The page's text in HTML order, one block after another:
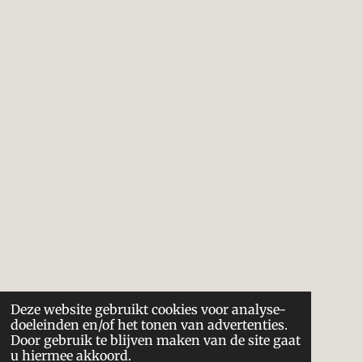
Deze website gebruikt cookies voor analyse-
doeleinden en/of het tonen van advertenties.
Door gebruik te blijven maken van de site gaat
u hiermee akkoord.